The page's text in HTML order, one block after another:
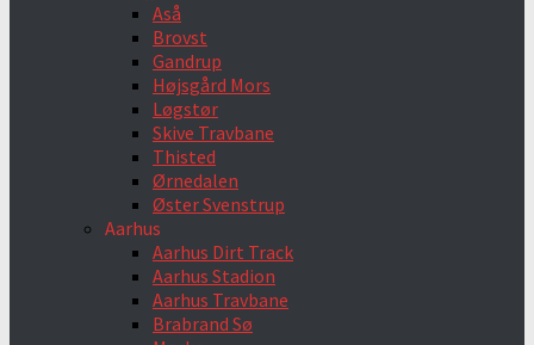
Aså
Brovst
Gandrup
Højsgård Mors
Løgstør
Skive Travbane
Thisted
Ørnedalen
Øster Svenstrup
Aarhus
Aarhus Dirt Track
Aarhus Stadion
Aarhus Travbane
Brabrand Sø